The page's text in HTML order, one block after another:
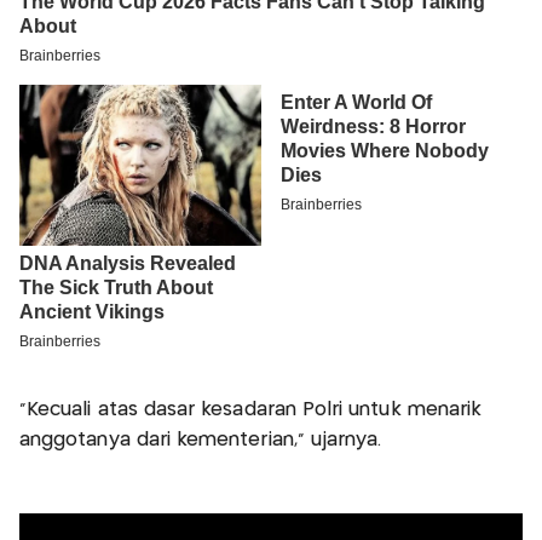
"Kecuali atas dasar kesadaran Polri untuk menarik
anggotanya dari kementerian," ujarnya.